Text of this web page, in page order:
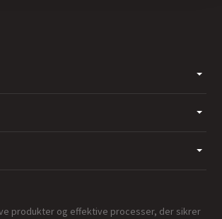
produkter og effektive processer, der sikrer